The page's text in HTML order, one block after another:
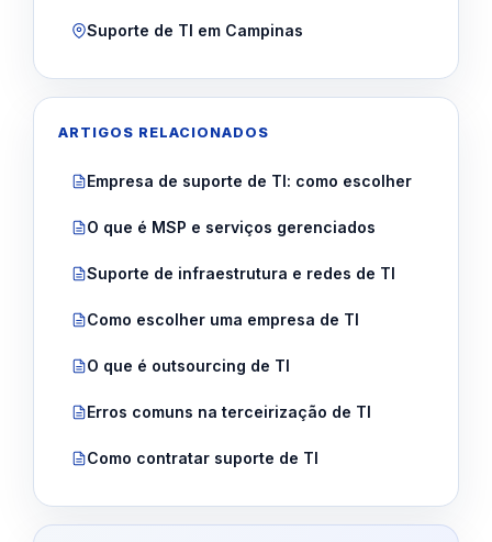
Suporte de TI em Campinas
ARTIGOS RELACIONADOS
Empresa de suporte de TI: como escolher
O que é MSP e serviços gerenciados
Suporte de infraestrutura e redes de TI
Como escolher uma empresa de TI
O que é outsourcing de TI
Erros comuns na terceirização de TI
Como contratar suporte de TI